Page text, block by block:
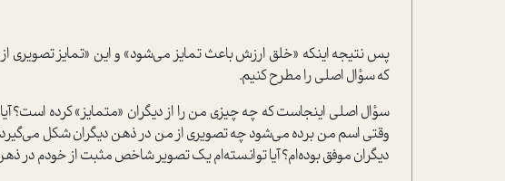
پس نتیجه اینکه «خلق ارزش باعث تمایز ‌‌‌می‌شود» و این «تمایز
که سؤال اصلی را مطرح کنیم.
سؤال اصلی اینجاست که چه چیز‌ی من را از دیگران «متمایز» کرده است؟
وقتی اسم من برده ‌‌‌می‌شود چه تصویری از من در ذهن دیگران شکل
دیگران موفق بوده‌ام؟ آیا توانسته‌ام یک تصویر شاخص مثبت از خودم در